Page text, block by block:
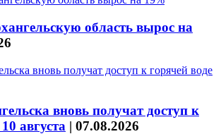
область вырос на
вновь получат доступ к
августа | 07.08.2026